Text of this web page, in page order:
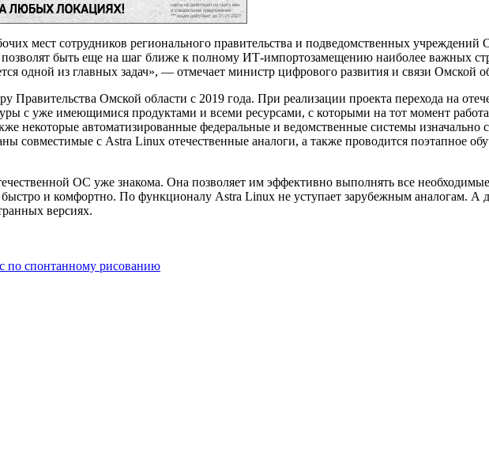
мест сотрудников регионального правительства и подведомственных
быть еще на шаг ближе к полному ИТ-импортозамещению наиболее важных
одной из главных задач», — отмечает министр цифрового развития и связи Омской
Омской области с 2019 года. При реализации проекта перехода на
с уже имеющимися продуктами и всеми ресурсами, с которыми на тот момент
некоторые автоматизированные федеральные и ведомственные системы изначально
с Astra Linux отечественные аналоги, а также проводится поэтапное
ОС уже знакома. Она позволяет им эффективно выполнять все
быстро и комфортно. По функционалу Astra Linux не уступает зарубежным аналогам.
версиях.
по спонтанному рисованию